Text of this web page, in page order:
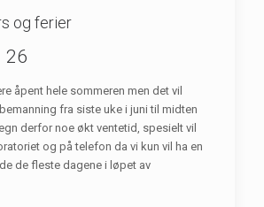
og ferier
26
åpent hele sommeren men det vil
fra siste uke i juni til midten
derfor noe økt ventetid, spesielt vil
og på telefon da vi kun vil ha en
de fleste dagene i løpet av